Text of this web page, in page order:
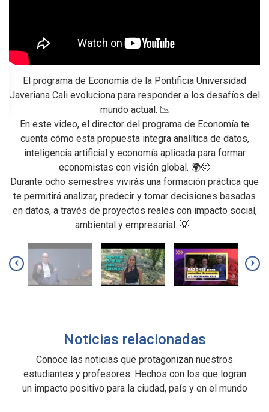
El programa de Economía de la Pontificia Universidad
Javeriana Cali evoluciona para responder a los desafíos del
mundo actual. 📉
En este video, el director del programa de Economía te
cuenta cómo esta propuesta integra analítica de datos,
inteligencia artificial y economía aplicada para formar
economistas con visión global. 🌍🤓
Durante ocho semestres vivirás una formación práctica que
te permitirá analizar, predecir y tomar decisiones basadas
en datos, a través de proyectos reales con impacto social,
ambiental y empresarial. 💡
‹ ›
Noticias relacionadas
Conoce las noticias que protagonizan nuestros
estudiantes y profesores. Hechos con los que logran
un impacto positivo para la ciudad, país y en el mundo